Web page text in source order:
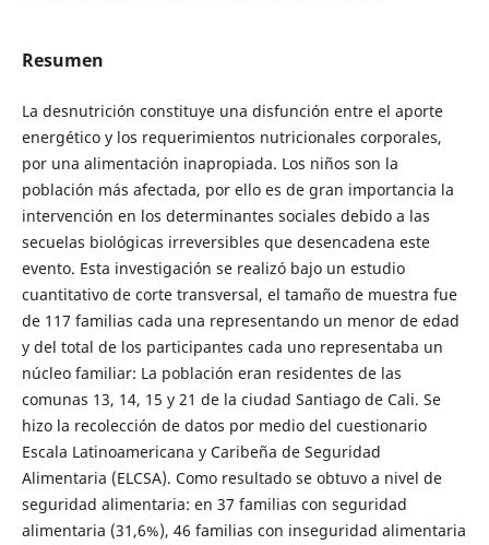
Resumen
La desnutrición constituye una disfunción entre el aporte
energético y los requerimientos nutricionales corporales,
por una alimentación inapropiada. Los niños son la
población más afectada, por ello es de gran importancia la
intervención en los determinantes sociales debido a las
secuelas biológicas irreversibles que desencadena este
evento. Esta investigación se realizó bajo un estudio
cuantitativo de corte transversal, el tamaño de muestra fue
de 117 familias cada una representando un menor de edad
y del total de los participantes cada uno representaba un
núcleo familiar: La población eran residentes de las
comunas 13, 14, 15 y 21 de la ciudad Santiago de Cali. Se
hizo la recolección de datos por medio del cuestionario
Escala Latinoamericana y Caribeña de Seguridad
Alimentaria (ELCSA). Como resultado se obtuvo a nivel de
seguridad alimentaria: en 37 familias con seguridad
alimentaria (31,6%), 46 familias con inseguridad alimentaria